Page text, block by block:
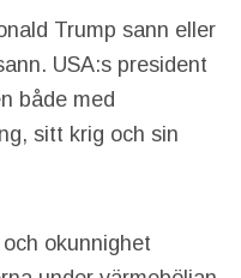
Trump sann eller
USA:s president
både med
sitt krig och sin
okunnighet